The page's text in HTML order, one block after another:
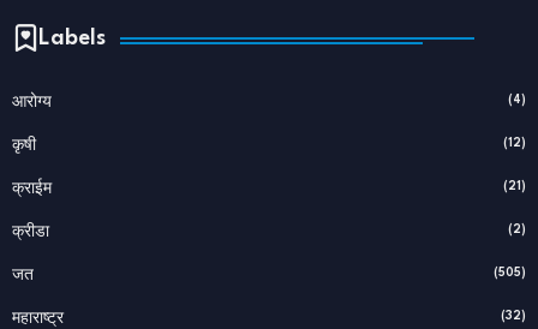
Labels
आरोग्य (4)
कृषी (12)
क्राईम (21)
क्रीडा (2)
जत (505)
महाराष्ट्र (32)